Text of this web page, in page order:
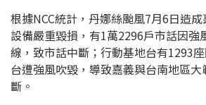
根據NCC統計，丹娜絲颱風7月6日造
設備嚴重毀損，有1萬2296戶市話因強
線，致市話中斷；行動基地台有1293
台遭強風吹毀，導致嘉義與台南地區
斷。